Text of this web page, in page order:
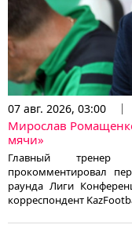
07 авг. 2026, 03:00
Мирослав
мячи»
Главный тренер
прокомментировал
раунда Лиги
корреспондент